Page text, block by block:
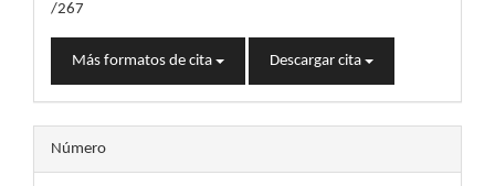
/267
Más formatos de cita Descargar cita
Número